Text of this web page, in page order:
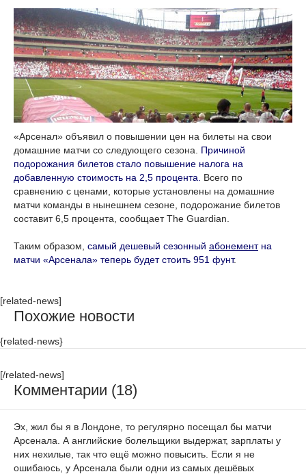
«Арсенал» объявил о повышении цен на билеты на свои
домашние матчи со следующего сезона. Причиной
подорожания билетов стало повышение налога на
добавленную стоимость на 2,5 процента. Всего по
сравнению с ценами, которые установлены на домашние
матчи команды в нынешнем сезоне, подорожание билетов
составит 6,5 процента, сообщает The Guardian.
Таким образом, самый дешевый сезонный абонементна
матчи «Арсенала» теперь будет стоить 951 фунт.
[related-news]
Похожие новости
{related-news}
[/related-news]
Комментарии (18)
Эх, жил бы я в Лондоне, то регулярно посещал бы матчи
Арсенала. А английские болельщики выдержат, зарплаты у
них нехилые, так что ещё можно повысить. Если я не
ошибаюсь, у Арсенала были одни из самых дешёвых